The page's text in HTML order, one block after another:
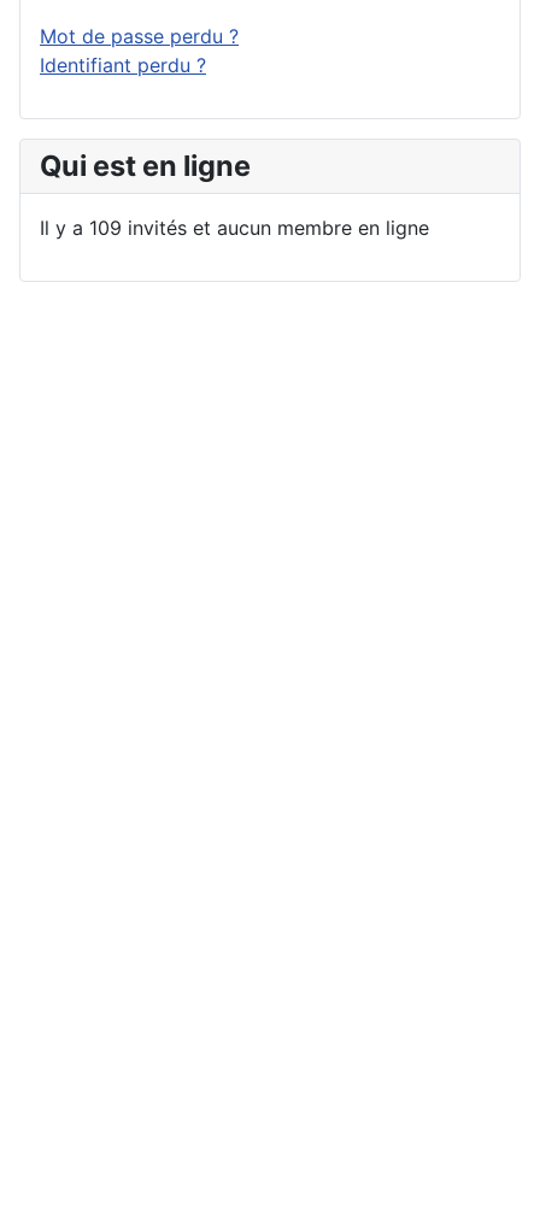
Mot de passe perdu ?
Identifiant perdu ?
Qui est en ligne
Il y a 109 invités et aucun membre en ligne